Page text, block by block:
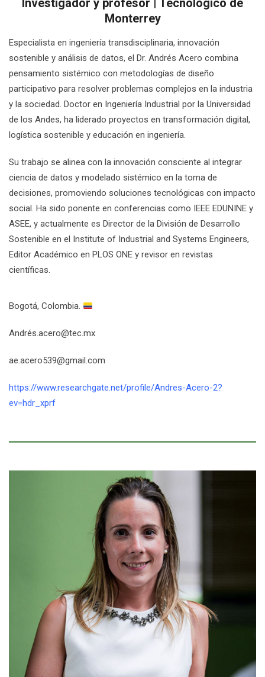
Investigador y profesor | Tecnológico de
Monterrey
Especialista en ingeniería transdisciplinaria, innovación
sostenible y análisis de datos, el Dr. Andrés Acero combina
pensamiento sistémico con metodologías de diseño
participativo para resolver problemas complejos en la industria
y la sociedad. Doctor en Ingeniería Industrial por la Universidad
de los Andes, ha liderado proyectos en transformación digital,
logística sostenible y educación en ingeniería.
Su trabajo se alinea con la innovación consciente al integrar
ciencia de datos y modelado sistémico en la toma de
decisiones, promoviendo soluciones tecnológicas con impacto
social. Ha sido ponente en conferencias como IEEE EDUNINE y
ASEE, y actualmente es Director de la División de Desarrollo
Sostenible en el Institute of Industrial and Systems Engineers,
Editor Académico en PLOS ONE y revisor en revistas
científicas.
Bogotá, Colombia.
Andrés.acero@tec.mx
ae.acero539@gmail.com
https://www.researchgate.net/profile/Andres-Acero-2?
ev=hdr_xprf